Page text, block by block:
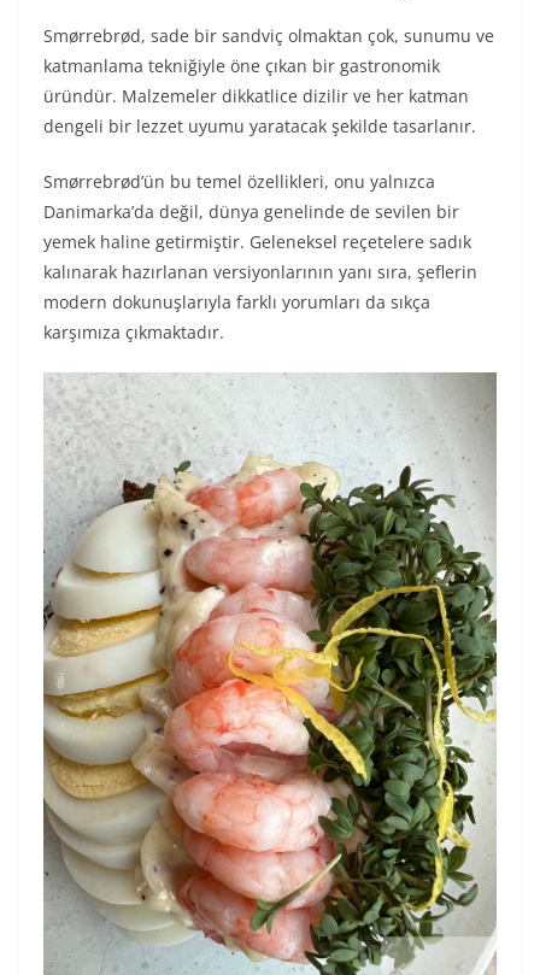
Smørrebrød, sade bir sandviç olmaktan çok, sunumu ve
katmanlama tekniğiyle öne çıkan bir gastronomik
üründür. Malzemeler dikkatlice dizilir ve her katman
dengeli bir lezzet uyumu yaratacak şekilde tasarlanır.
Smørrebrød’ün bu temel özellikleri, onu yalnızca
Danimarka’da değil, dünya genelinde de sevilen bir
yemek haline getirmiştir. Geleneksel reçetelere sadık
kalınarak hazırlanan versiyonlarının yanı sıra, şeflerin
modern dokunuşlarıyla farklı yorumları da sıkça
karşımıza çıkmaktadır.